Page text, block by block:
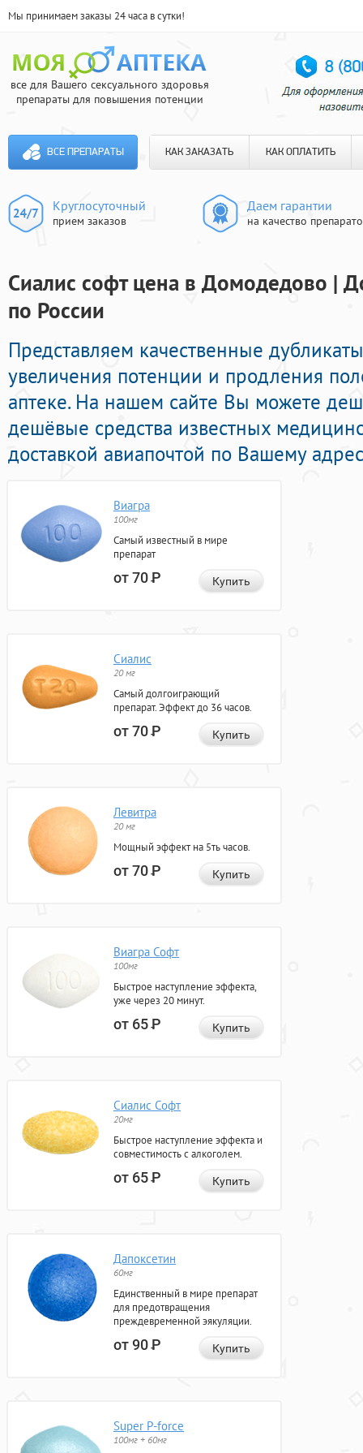
Мы принимаем заказы 24 часа в сутки!
все для Вашего сексуального здоровья
препараты для повышения потенции
ВСЕ ПРЕПАРАТЫ КАК ЗАКАЗАТЬ КАК ОПЛАТИТЬ
Круглосуточный
прием заказов
Даем гарантии
на качество
Сиалис софт цена в Домодедово |
по России
Представляем качественные
увеличения потенции и продления
аптеке. На нашем сайте Вы можете
дешёвые средства известных
доставкой авиапочтой по Вашему
Виагра
100мг
Самый известный в мире
препарат
от 70Р Купить
Сиалис
20 мг
Самый долгоиграющий
препарат. Эффект до 36 часов.
от 70Р Купить
Левитра
20 мг
Мощный эффект на 5ть часов.
от 70Р Купить
Виагра Софт
100мг
Быстрое наступление эффекта,
уже через 20 минут.
от 65Р Купить
Сиалис Софт
20мг
Быстрое наступление эффекта и
совместимость с алкоголем.
от 65Р Купить
Дапоксетин
60мг
Единственный в мире препарат
для предотвращения
преждевременной эякуляции.
от 90Р Купить
Super P-force
100мг + 60мг